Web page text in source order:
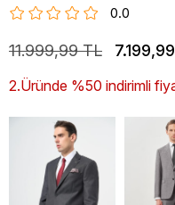
0.0
11.999,99 TL
2.Üründe %50 indirimli